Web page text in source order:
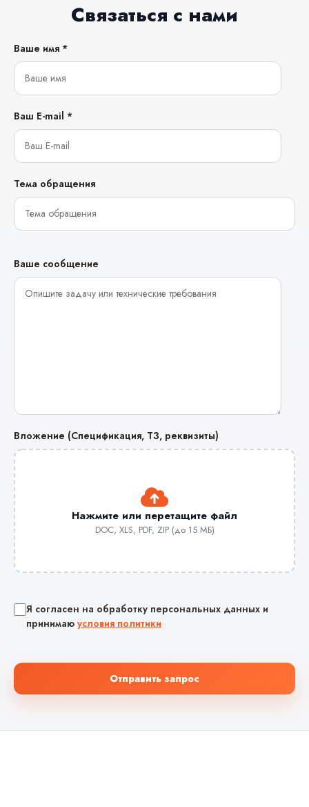
Связаться с нами
Ваше имя *
Ваш E-mail *
Тема обращения
Ваше сообщение
Вложение (Спецификация, ТЗ, реквизиты)
Нажмите или перетащите файл
DOC, XLS, PDF, ZIP (до 15 МБ)
Я согласен на обработку персональных данных и
принимаю условия политики
Отправить запрос